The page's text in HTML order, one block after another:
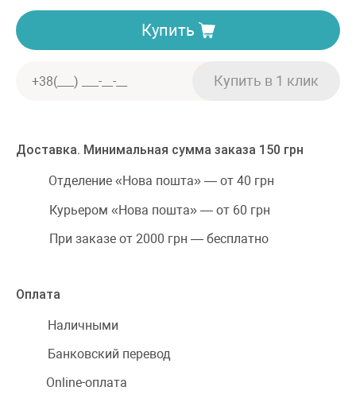
Купить
Доставка. Минимальная сумма заказа 150 грн
Отделение «Нова пошта» — от 40 грн
Курьером «Нова пошта» — от 60 грн
При заказе от 2000 грн — бесплатно
Оплата
Наличными
Банковский перевод
Online-оплата